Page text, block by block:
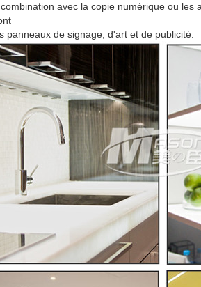
avec la copie numérique ou les
panneaux de signage, d'art et de publicité.